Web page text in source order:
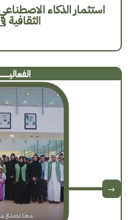
استثمار الذكاء
الثقافية